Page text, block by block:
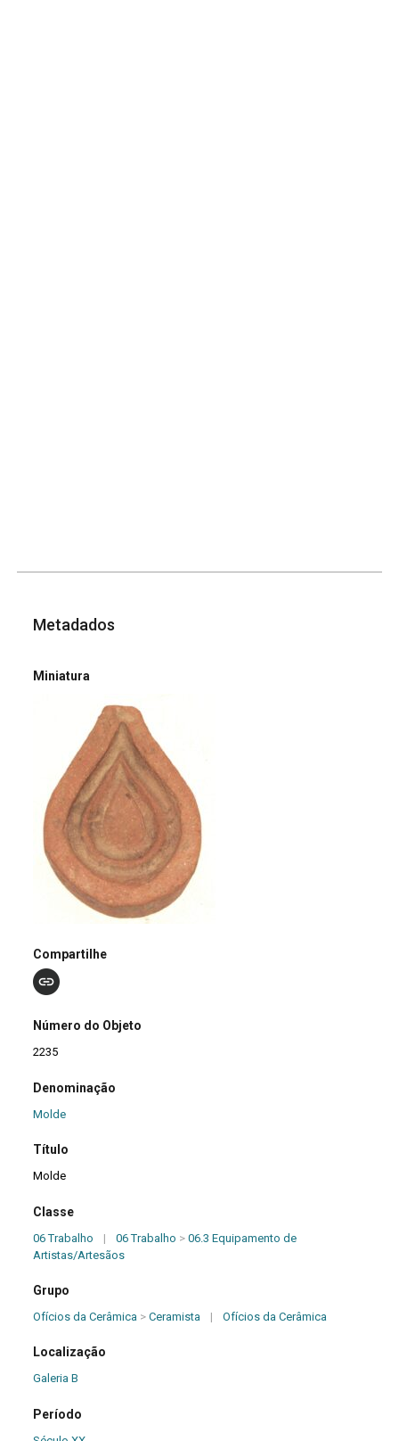
Metadados
Miniatura
Compartilhe
Número do Objeto
2235
Denominação
Molde
Título
Molde
Classe
06 Trabalho | 06 Trabalho >06.3 Equipamento de
Artistas/Artesãos
Grupo
Ofícios da Cerâmica >Ceramista | Ofícios da Cerâmica
Localização
Galeria B
Período